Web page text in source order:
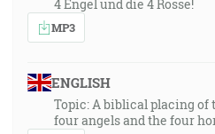
4 Engel und die 4 Rosse!
MP3
ENGLISH
Topic: A biblical placing of
four angels and the four